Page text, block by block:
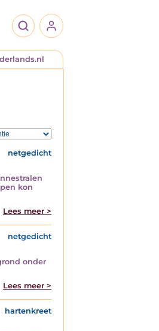
netgedicht
kon
Lees meer >
netgedicht
onder
Lees meer >
hartenkreet